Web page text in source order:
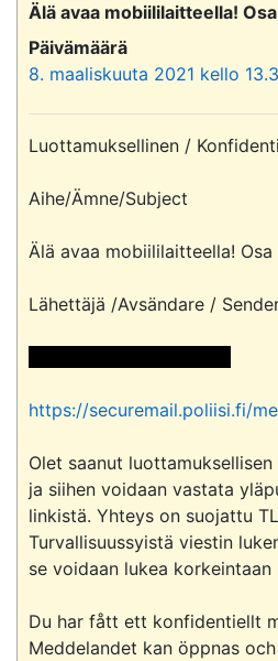
Älä avaa mobiililaitteella!
Päivämäärä
8. maaliskuuta 2021 kello
Luottamuksellinen /
Aihe/Ämne/Subject
Älä avaa mobiililaitteella! Osa
Lähettäjä /Avsändare /
https://securemail.poliisi.fi/
Olet saanut
ja siihen voidaan vastata
linkistä. Yhteys on suojattu
Turvallisuussyistä viestin
se voidaan lukea korkeintaan
Du har fått ett konfidentiellt
Meddelandet kan öppnas